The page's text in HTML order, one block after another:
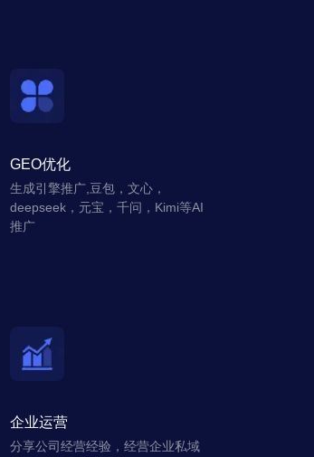
GEO优化
生成引擎推广,豆包，文心，
deepseek，元宝，千问，Kimi等AI
推广
企业运营
分享公司经营经验，经营企业私域